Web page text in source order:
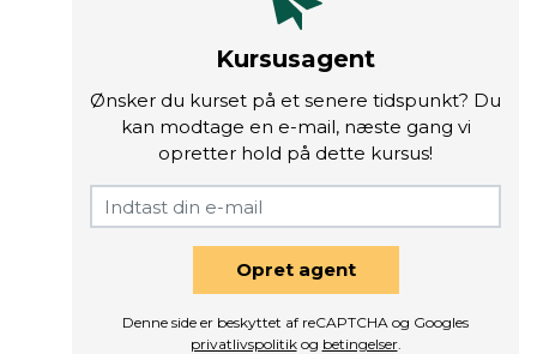
Kursusagent
Ønsker du kurset på et senere tidspunkt? Du
kan modtage en e-mail, næste gang vi
opretter hold på dette kursus!
Opret agent
Denne side er beskyttet af reCAPTCHA og Googles
privatlivspolitikog betingelser.